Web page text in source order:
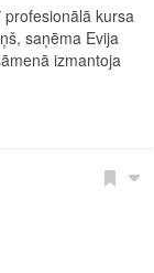
kursa
saņēma Evija
izmantoja